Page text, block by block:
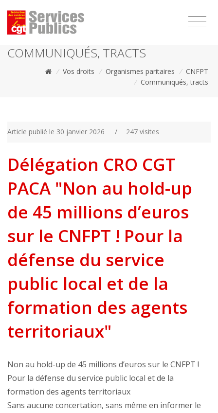
COMMUNIQUÉS, TRACTS
/ Vos droits / Organismes paritaires / CNFPT
/ Communiqués, tracts
Article publié le 30 janvier 2026 / 247 visites
Délégation CRO CGT
PACA "Non au hold-up
de 45 millions d’euros
sur le CNFPT ! Pour la
défense du service
public local et de la
formation des agents
territoriaux"
Non au hold-up de 45 millions d’euros sur le CNFPT !
Pour la défense du service public local et de la
formation des agents territoriaux
Sans aucune concertation, sans même en informer le